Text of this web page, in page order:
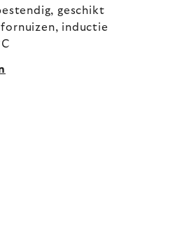
geschikt
inductie